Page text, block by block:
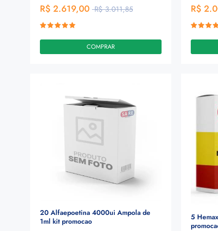
R$ 2.619,00 R$ 3.011,85
COMPRAR
R$
20 Alfaepoetina 4000ui Ampola de
1ml kit promocao
5